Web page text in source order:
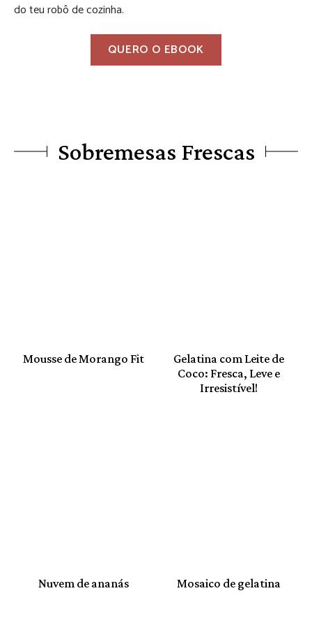
do teu robô de cozinha.
QUERO O EBOOK
Sobremesas Frescas
Mousse de Morango Fit
Gelatina com Leite de
Coco: Fresca, Leve e
Irresistível!
Nuvem de ananás Mosaico de gelatina